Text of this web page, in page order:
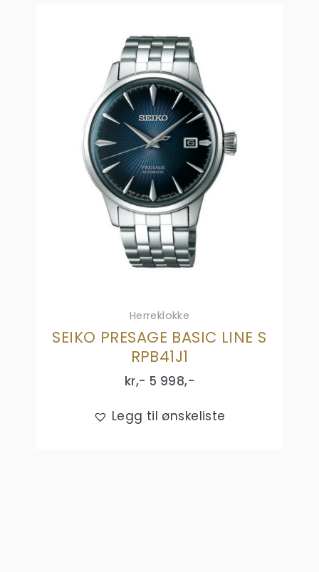
Herreklokke
SEIKO PRESAGE BASIC LINE S
RPB41J1
kr,- 5 998,-
Legg til ønskeliste